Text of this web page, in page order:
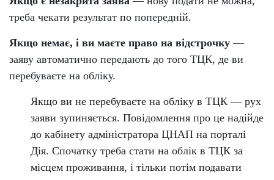
треба чекати результат по попередній.
Якщо немає, і ви маєте право на відстрочку —
заяву автоматично передають до того ТЦК, де ви
перебуваєте на обліку.
Якщо ви не перебуваєте на обліку в ТЦК — рух
заяви зупиняється. Повідомлення про це надійде
до кабінету адміністратора ЦНАП на порталі
Дія. Спочатку треба стати на облік в ТЦК за
місцем проживання, і тільки потім подавати